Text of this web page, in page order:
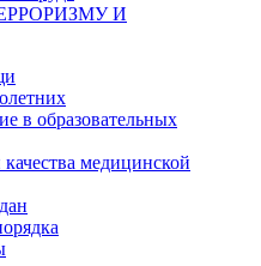
И
в образовательных
медицинской